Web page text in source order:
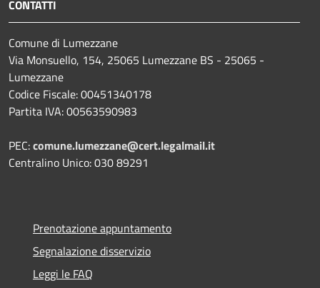
CONTATTI
Comune di Lumezzane
Via Monsuello, 154, 25065 Lumezzane BS - 25065 -
Lumezzane
Codice Fiscale: 00451340178
Partita IVA: 00563590983
PEC:comune.lumezzane@cert.legalmail.it
Centralino Unico: 030 89291
Prenotazione appuntamento
Segnalazione disservizio
Leggi le FAQ